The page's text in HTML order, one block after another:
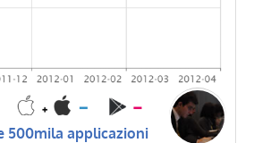
500mila applicazioni